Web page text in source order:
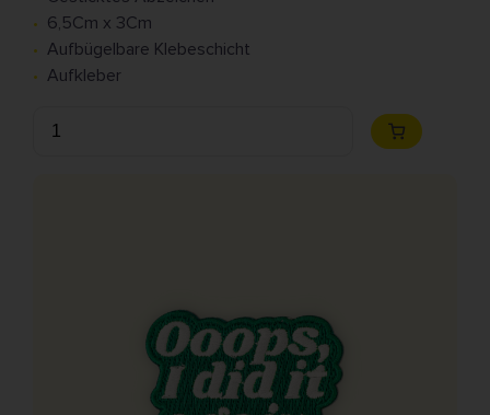
6,5Cm x 3Cm
Aufbügelbare Klebeschicht
Aufkleber
Anzahl
Zum